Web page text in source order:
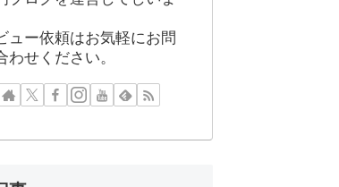
ュー依頼はお気軽にお問
わせください。